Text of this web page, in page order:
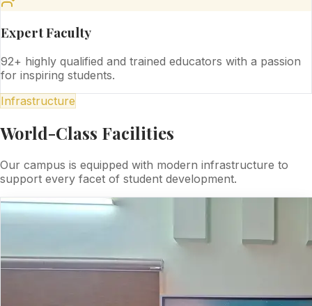
Expert Faculty
92+ highly qualified and trained educators with a passion
for inspiring students.
Infrastructure
World-Class Facilities
Our campus is equipped with modern infrastructure to
support every facet of student development.